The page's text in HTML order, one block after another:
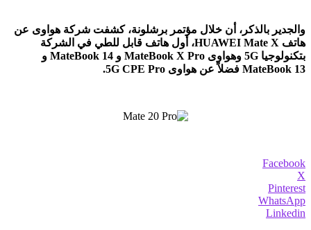
والجدير بالذكر، أن خلال مؤتمر برشلونة، كشفت شركة هواوى عن
هاتف HUAWEI Mate X، أول هاتف قابل للطي في الشركة
بتكنولوجيا 5 G وهواوى MateBook X Pro و MateBook 14 و
MateBook 13 فضلاً عن هواوى 5 G CPE Pro
.
Facebook
X
Pinterest
WhatsApp
Linkedin